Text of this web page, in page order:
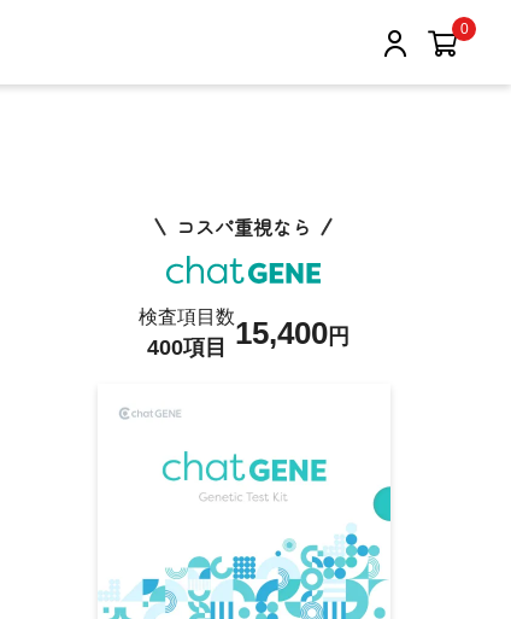
0
コスパ重視なら
検査項目数
400項目 15,400円